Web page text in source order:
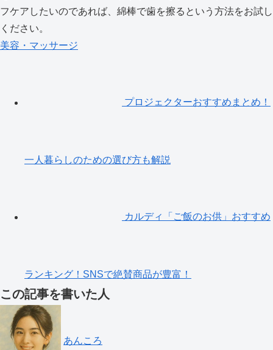
フケアしたいのであれば、綿棒で歯を擦るという方法をお試し
ください。
美容・マッサージ
プロジェクターおすすめまとめ！
一人暮らしのための選び方も解説
カルディ「ご飯のお供」おすすめ
ランキング！SNSで絶賛商品が豊富！
この記事を書いた人
あんころ